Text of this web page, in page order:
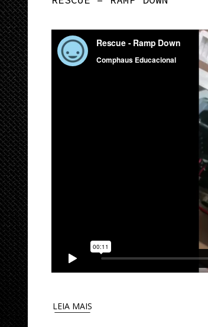
LEIA MAIS